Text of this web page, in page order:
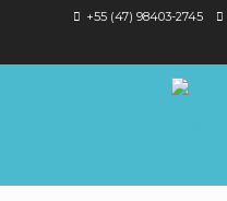
+55 (47) 98403-2745